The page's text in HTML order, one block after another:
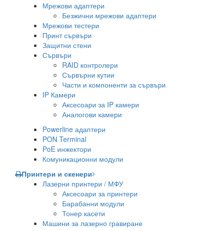
Мрежови адаптери
Безжични мрежови адаптери
Мрежови тестери
Принт сървъри
Защитни стени
Сървъри
RAID контролери
Сървърни кутии
Части и компоненти за сървъри
IP Камери
Аксесоари за IP камери
Аналогови камери
Powerline адаптери
PON Terminal
PoE инжектори
Комуникационни модули
Принтери и скенери
Лазерни принтери / МФУ
Аксесоари за принтери
Барабанни модули
Тонер касети
Машини за лазерно гравиране